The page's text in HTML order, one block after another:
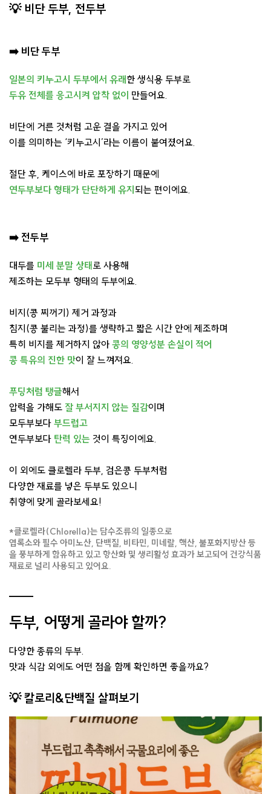
💡 비단 두부, 전두부
➡️ 비단 두부
일본의 키누고시 두부에서 유래한 생식용 두부로
두유 전체를 응고시켜 압착 없이 만들어요.
비단에 거른 것처럼 고운 결을 가지고 있어
이를 의미하는 ‘키누고시’라는 이름이 붙여졌어요.
절단 후, 케이스에 바로 포장하기 때문에
연두부보다 형태가 단단하게 유지 되는 편이에요.
➡️ 전두부
대두를 미세 분말 상태로 사용해
제조하는 모두부 형태의 두부에요.
비지(콩 찌꺼기) 제거 과정과
침지(콩 불리는 과정)를 생략하고 짧은 시간 안에 제조하며
특히 비지를 제거하지 않아 콩의 영양성분 손실이 적어
콩 특유의 진한 맛이 잘 느껴져요.
푸딩처럼 탱글해서
압력을 가해도 잘 부서지지 않는 질감이며
모두부보다 부드럽고
연두부보다 탄력 있는 것이 특징이에요.
이 외에도 클로렐라 두부, 검은콩 두부처럼
다양한 재료를 넣은 두부도 있으니
취향에 맞게 골라보세요!
*클로렐라(Chlorella)는 담수조류의 일종으로
엽록소와 필수 아미노산, 단백질, 비타민, 미네랄, 핵산, 불포화지방산 등
을 풍부하게 함유하고 있고 항산화 및 생리활성 효과가 보고되어 건강식품
재료로 널리 사용되고 있어요.
두부, 어떻게 골라야 할까?
다양한 종류의 두부.
맛과 식감 외에도 어떤 점을 함께 확인하면 좋을까요?
💡 칼로리&단백질 살펴보기